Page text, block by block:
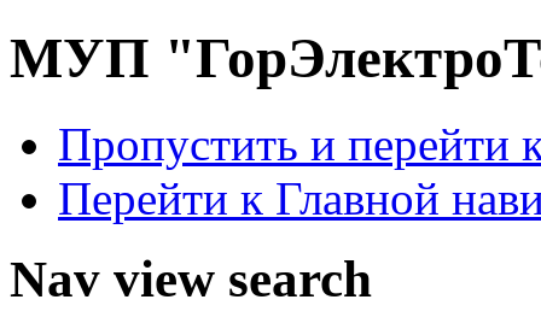
МУП
Пропустить и перейти
Перейти к Главной
Nav view search